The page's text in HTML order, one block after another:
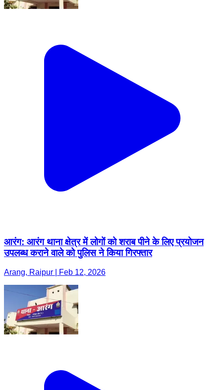
आरंग: आरंग थाना क्षेत्र में लोगों को शराब पीने के लिए प्रयोजन
उपलब्ध कराने वाले को पुलिस ने किया गिरफ्तार
Arang, Raipur | Feb 12, 2026